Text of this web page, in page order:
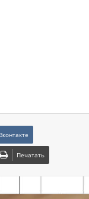
Вконтакте
Печатать